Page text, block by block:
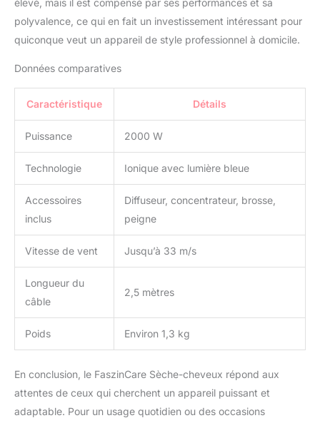
élevé, mais il est compensé par ses performances et sa
polyvalence, ce qui en fait un investissement intéressant pour
quiconque veut un appareil de style professionnel à domicile.
Données comparatives
Caractéristique Détails
Puissance 2000 W
Technologie Ionique avec lumière bleue
Accessoires
inclus
Diffuseur, concentrateur, brosse,
peigne
Vitesse de vent Jusqu’à 33 m/s
Longueur du
câble
2,5 mètres
Poids Environ 1,3 kg
En conclusion, le FaszinCare Sèche-cheveux répond aux
attentes de ceux qui cherchent un appareil puissant et
adaptable. Pour un usage quotidien ou des occasions